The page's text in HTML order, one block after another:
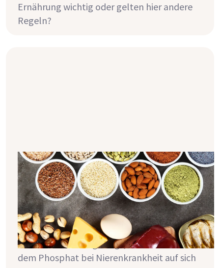
Ernährung wichtig oder gelten hier andere
Regeln?
Phosphat & Nierenschwäche - die
Grundlagen
Die Einschränkung der Phosphatzufuhr ist
vor allem in späten Stadien der chronischen
Nierenkrankheit oft notwendig, um
Folgeerkrankungen zu vermeiden. Du kannst
dich schon immer gefragt, was es denn mit
dem Phosphat bei Nierenkrankheit auf sich